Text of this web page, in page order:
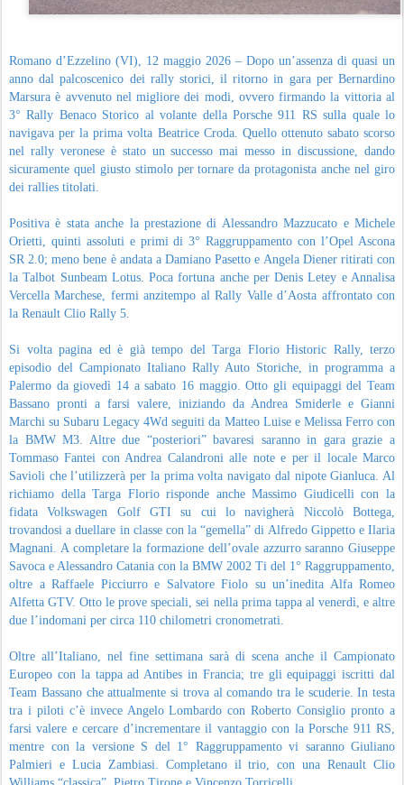
Romano d’Ezzelino (VI), 12 maggio 2026 – Dopo un’assenza di quasi un
anno dal palcoscenico dei rally storici, il ritorno in gara per Bernardino
Marsura è avvenuto nel migliore dei modi, ovvero firmando la vittoria al
3° Rally Benaco Storico al volante della Porsche 911 RS sulla quale lo
navigava per la prima volta Beatrice Croda. Quello ottenuto sabato scorso
nel rally veronese è stato un successo mai messo in discussione, dando
sicuramente quel giusto stimolo per tornare da protagonista anche nel giro
dei rallies titolati.
Positiva è stata anche la prestazione di Alessandro Mazzucato e Michele
Orietti, quinti assoluti e primi di 3° Raggruppamento con l’Opel Ascona
SR 2.0; meno bene è andata a Damiano Pasetto e Angela Diener ritirati con
la Talbot Sunbeam Lotus. Poca fortuna anche per Denis Letey e Annalisa
Vercella Marchese, fermi anzitempo al Rally Valle d’Aosta affrontato con
la Renault Clio Rally 5.
Si volta pagina ed è già tempo del Targa Florio Historic Rally, terzo
episodio del Campionato Italiano Rally Auto Storiche, in programma a
Palermo da giovedì 14 a sabato 16 maggio. Otto gli equipaggi del Team
Bassano pronti a farsi valere, iniziando da Andrea Smiderle e Gianni
Marchi su Subaru Legacy 4Wd seguiti da Matteo Luise e Melissa Ferro con
la BMW M3. Altre due “posteriori” bavaresi saranno in gara grazie a
Tommaso Fantei con Andrea Calandroni alle note e per il locale Marco
Savioli che l’utilizzerà per la prima volta navigato dal nipote Gianluca. Al
richiamo della Targa Florio risponde anche Massimo Giudicelli con la
fidata Volkswagen Golf GTI su cui lo navigherà Niccolò Bottega,
trovandosi a duellare in classe con la “gemella” di Alfredo Gippetto e Ilaria
Magnani. A completare la formazione dell’ovale azzurro saranno Giuseppe
Savoca e Alessandro Catania con la BMW 2002 Ti del 1° Raggruppamento,
oltre a Raffaele Picciurro e Salvatore Fiolo su un’inedita Alfa Romeo
Alfetta GTV. Otto le prove speciali, sei nella prima tappa al venerdì, e altre
due l’indomani per circa 110 chilometri cronometrati.
Oltre all’Italiano, nel fine settimana sarà di scena anche il Campionato
Europeo con la tappa ad Antibes in Francia; tre gli equipaggi iscritti dal
Team Bassano che attualmente si trova al comando tra le scuderie. In testa
tra i piloti c’è invece Angelo Lombardo con Roberto Consiglio pronto a
farsi valere e cercare d’incrementare il vantaggio con la Porsche 911 RS,
mentre con la versione S del 1° Raggruppamento vi saranno Giuliano
Palmieri e Lucia Zambiasi. Completano il trio, con una Renault Clio